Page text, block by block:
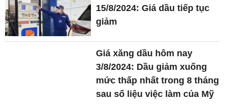
15/8/2024: Giá dầu tiếp tục
giảm
Giá xăng dầu hôm nay
3/8/2024: Dầu giảm xuống
mức thấp nhất trong 8 tháng
sau số liệu việc làm của Mỹ